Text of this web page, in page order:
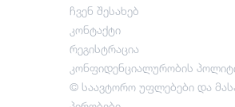
ჩვენ შესახებ
კონტაქტი
რეგისტრაცია
კონფიდენციალურობის
© საავტორო უფლებები და